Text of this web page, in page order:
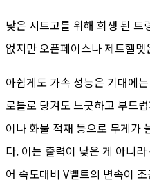
낮은 시트고를 위해 희생 된 트
없지만 오픈페이스나 제트헬
아쉽게도 가속 성능은 기대에
로틀로 당겨도 느긋하고 부드
이나 화물 적재 등으로 무게가
다. 이는 출력이 낮은 게 아니
어 속도대비 V벨트의 변속이